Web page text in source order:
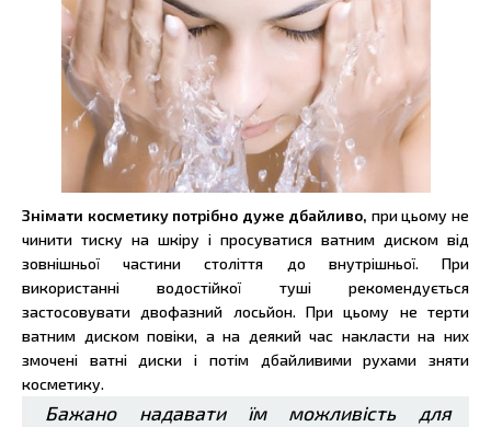
Знімати косметику потрібно дуже дбайливо, при цьому не
чинити тиску на шкіру і просуватися ватним диском від
зовнішньої частини століття до внутрішньої. При
використанні водостійкої туші рекомендується
застосовувати двофазний лосьйон. При цьому не терти
ватним диском повіки, а на деякий час накласти на них
змочені ватні диски і потім дбайливими рухами зняти
косметику.
Бажано надавати їм можливість для